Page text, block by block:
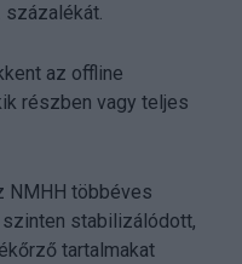
az offline
részben vagy teljes
NMHH többéves
stabilizálódott,
tartalmakat